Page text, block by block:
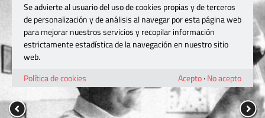
Se advierte al usuario del uso de cookies propias y de terceros
de personalización y de análisis al navegar por esta página web
para mejorar nuestros servicios y recopilar información
estrictamente estadística de la navegación en nuestro sitio
web.
Política de cookies
Acepto· No acepto